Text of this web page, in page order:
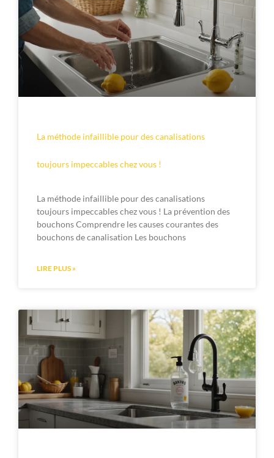
La méthode infaillible pour des canalisations
toujours impeccables chez vous !
La méthode infaillible pour des canalisations
toujours impeccables chez vous ! La prévention des
bouchons Comprendre les causes courantes des
bouchons de canalisation Les bouchons
LIRE PLUS »